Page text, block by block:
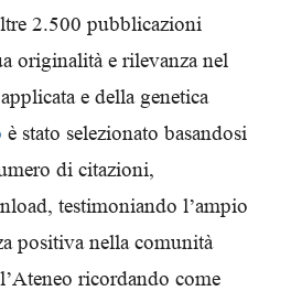
2.500 pubblicazioni
originalità e rilevanza nel
e della genetica
è stato selezionato basandosi
di citazioni,
testimoniando l’ampio
positiva nella comunità
ricordando come